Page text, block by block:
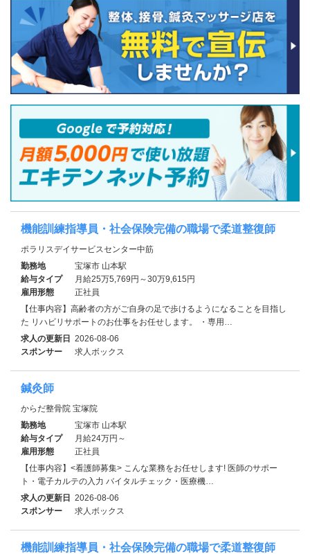
機能訓練指導員・社会保険完備の職場で柔道整復師
ポラリスデイサービスセンター中筋
勤務地
宝塚市 山本駅
給与タイプ
月給25万5,769円～30万9,615円
雇用形態
正社員
【仕事内容】高齢者の方がご自身の足で歩けるようになることを目指し
た リハビリサポートのお仕事をお任せします。 ・専用…
求人の更新日 2026-08-06
スポンサー
求人ボックス
鍼灸師
からだ整骨院 宝塚院
勤務地
宝塚市 山本駅
給与タイプ
月給24万円～
雇用形態
正社員
【仕事内容】<看護師募集> こんな業務をお任せします! 医師のサポー
ト・電子カルテの入力 バイタルチェック・医療機…
求人の更新日 2026-08-06
スポンサー
求人ボックス
機能訓練指導員・社会保険完備の職場で柔道整復師